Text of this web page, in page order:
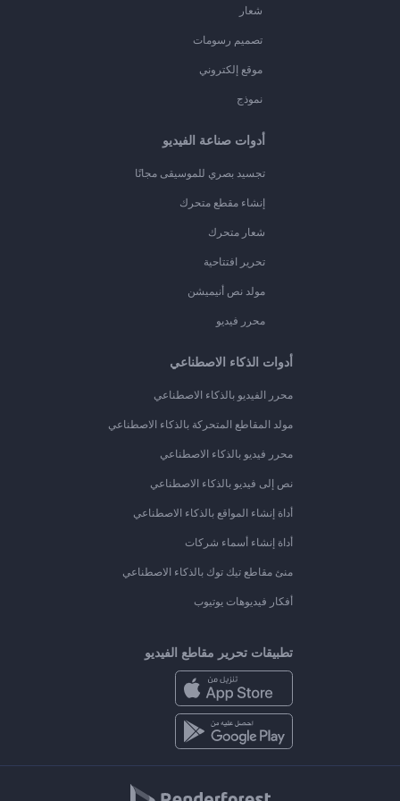
شعار
تصميم رسومات
موقع إلكتروني
نموذج
أدوات صناعة الفيديو
تجسيد بصري للموسيقى مجانًا
إنشاء مقطع متحرك
شعار متحرك
تحرير افتتاحية
مولد نص أنيميشن
محرر فيديو
أدوات الذكاء الاصطناعي
محرر الفيديو بالذكاء الاصطناعي
مولد المقاطع المتحركة بالذكاء الاصطناعي
محرر فيديو بالذكاء الاصطناعي
نص إلى فيديو بالذكاء الاصطناعي
أداة إنشاء المواقع بالذكاء الاصطناعي
أداة إنشاء أسماء شركات
منئ مقاطع تيك توك بالذكاء الاصطناعي
أفكار فيديوهات يوتيوب
تطبيقات تحرير مقاطع الفيديو